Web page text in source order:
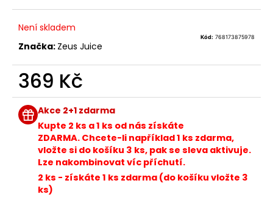
Není skladem
Kód: 768173875978
Značka: Zeus Juice
369 Kč
Měrná
cena:Akce 2+1 zdarma
Kupte 2 ks a 1 ks od nás získáte
ZDARMA. Chcete-li například 1 ks zdarma,
vložte si do košíku 3 ks, pak se sleva aktivuje.
Lze nakombinovat víc příchutí.
2 ks - získáte 1 ks zdarma (do košíku vložte 3
ks)
č
u
e
m
e
BÁZE
FIFTY
BOOSTER
IMPERIA
5X10ML
20MG